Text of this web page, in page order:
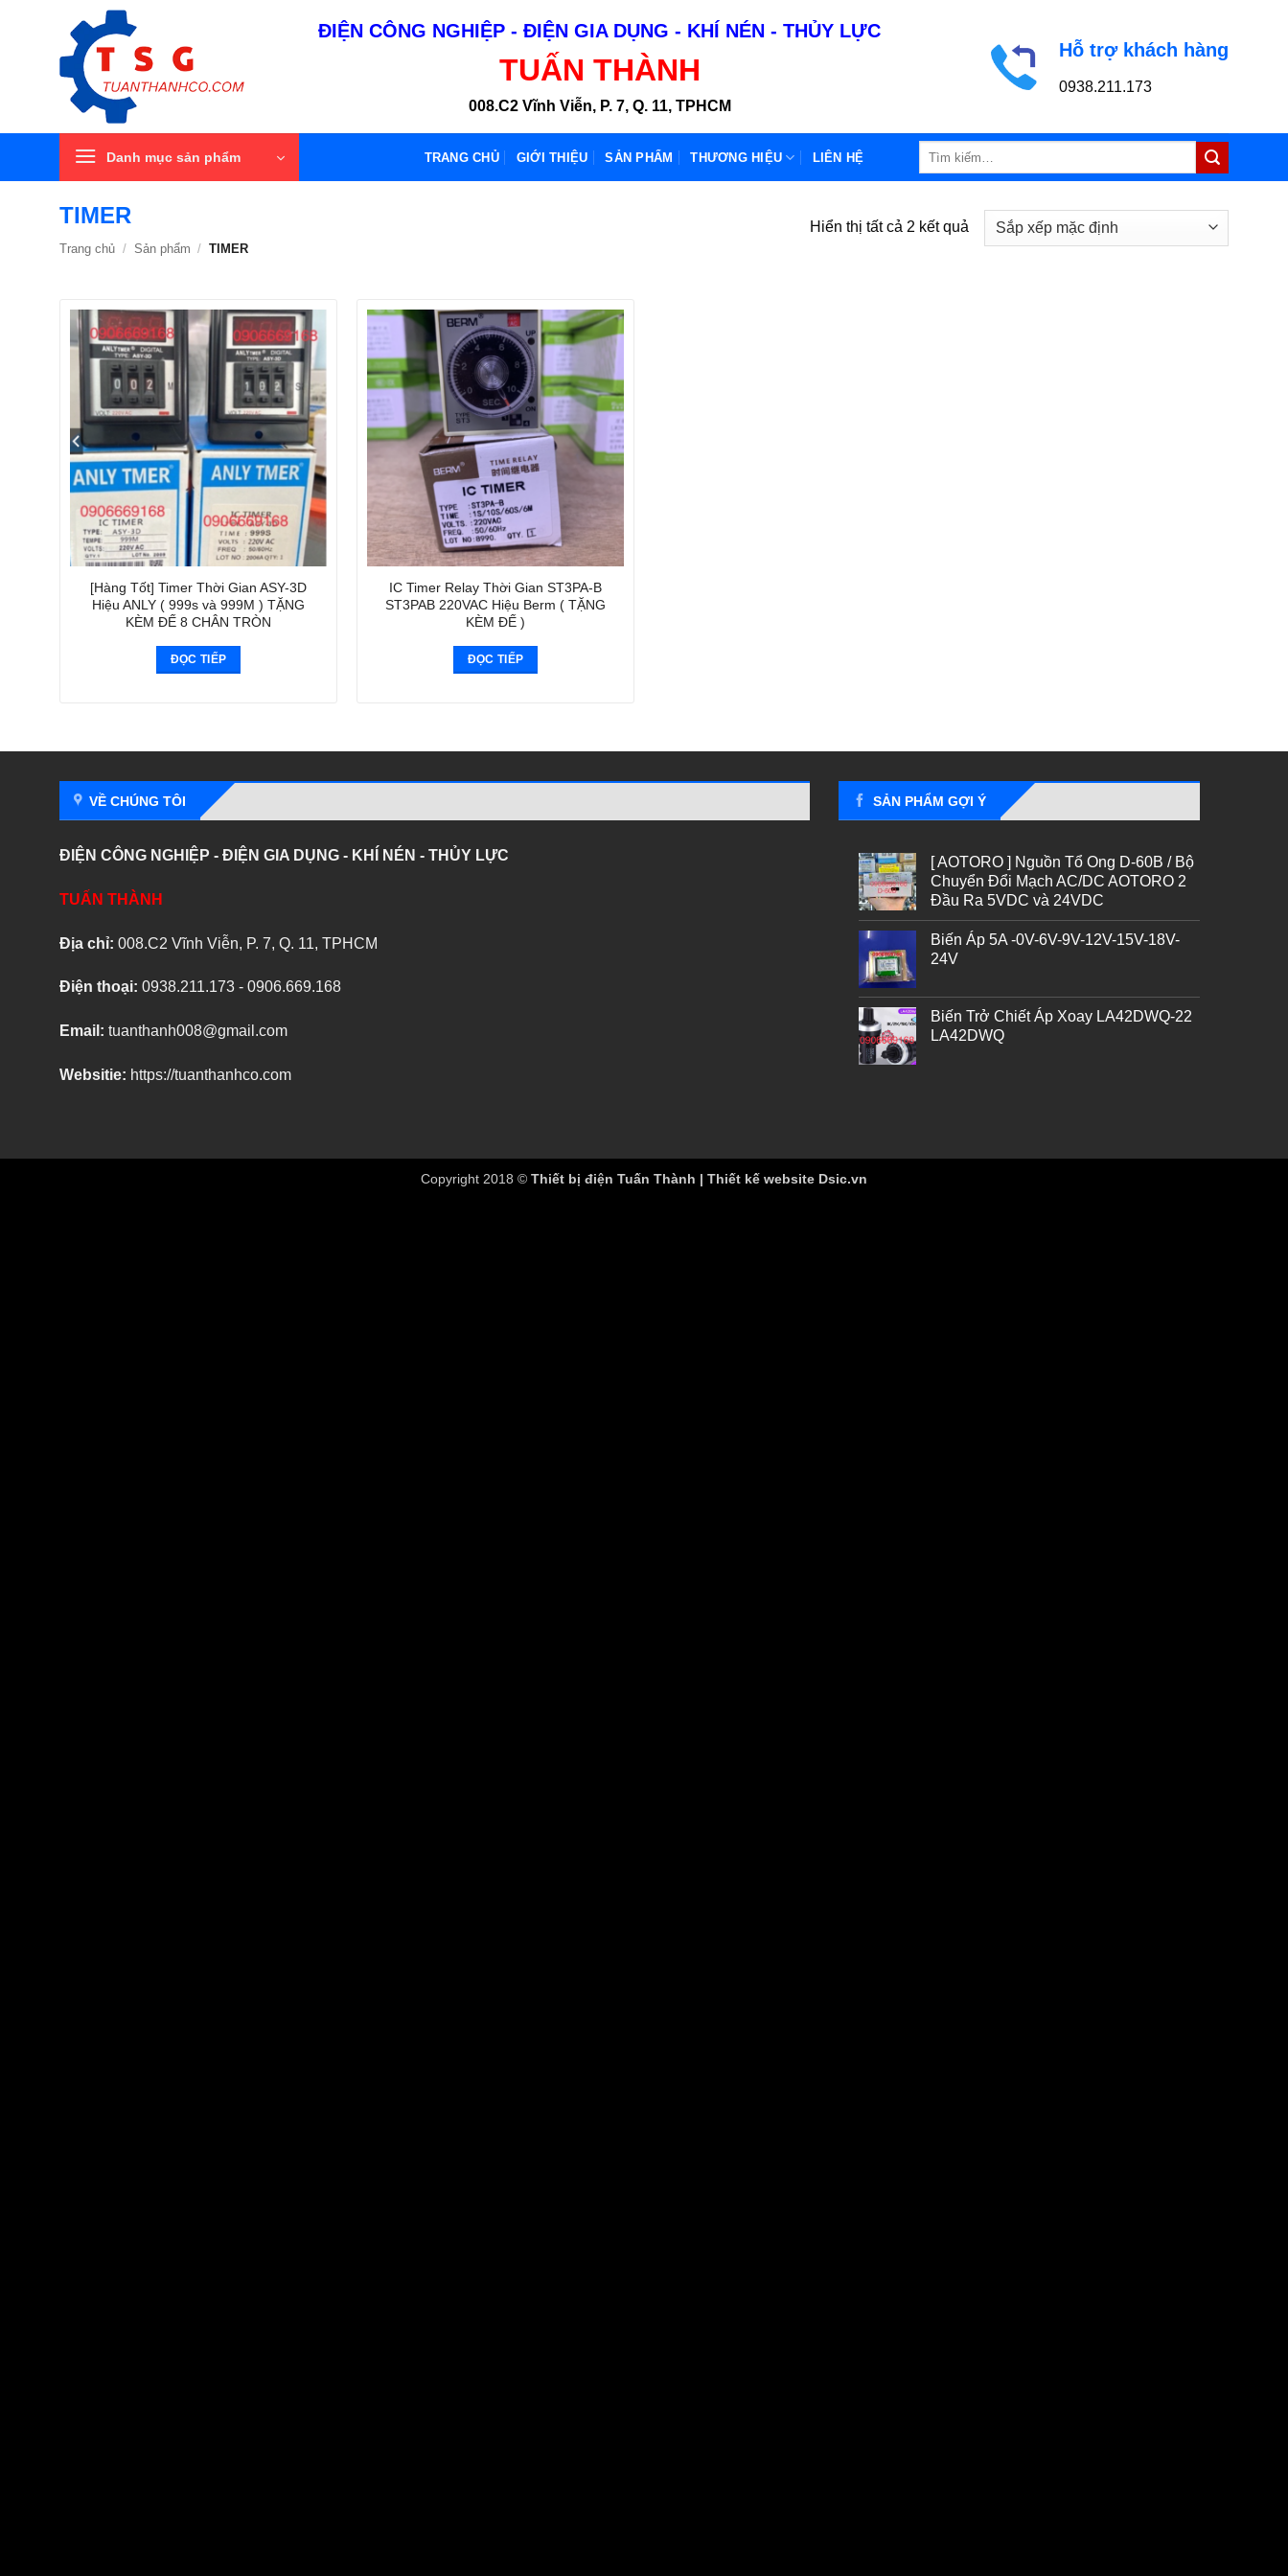
ĐIỆN CÔNG NGHIỆP - ĐIỆN GIA DỤNG - KHÍ NÉN - THỦY LỰC
TUẤN THÀNH
008.C2 Vĩnh Viễn, P. 7, Q. 11, TPHCM
Hỗ trợ khách hàng
0938.211.173
Danh mục sản phẩm TRANG CHỦ GIỚI THIỆU SẢN PHẨM THƯƠNG HIỆU LIÊN HỆ
TIMER
Trang chủ / Sản phẩm / TIMER
Hiển thị tất cả 2 kết quả
[Hàng Tốt] Timer Thời Gian ASY-3D
Hiệu ANLY ( 999s và 999M ) TẶNG
KÈM ĐẾ 8 CHÂN TRÒN
ĐỌC TIẾP
IC Timer Relay Thời Gian ST3PA-B
ST3PAB 220VAC Hiệu Berm ( TẶNG
KÈM ĐẾ )
ĐỌC TIẾP
VỀ CHÚNG TÔI
ĐIỆN CÔNG NGHIỆP - ĐIỆN GIA DỤNG - KHÍ NÉN - THỦY LỰC
TUẤN THÀNH
Địa chỉ: 008.C2 Vĩnh Viễn, P. 7, Q. 11, TPHCM
Điện thoại: 0938.211.173 - 0906.669.168
Email: tuanthanh008@gmail.com
Websitie: https://tuanthanhco.com
SẢN PHẨM GỢI Ý
[ AOTORO ] Nguồn Tổ Ong D-60B / Bộ
Chuyển Đổi Mạch AC/DC AOTORO 2
Đầu Ra 5VDC và 24VDC
Biến Áp 5A -0V-6V-9V-12V-15V-18V-
24V
Biến Trở Chiết Áp Xoay LA42DWQ-22
LA42DWQ
Copyright 2018 © Thiết bị điện Tuấn Thành | Thiết kế website Dsic.vn